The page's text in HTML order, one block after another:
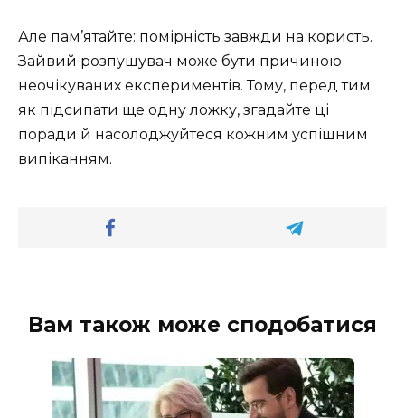
Але пам’ятайте: помірність завжди на користь.
Зайвий розпушувач може бути причиною
неочікуваних експериментів. Тому, перед тим
як підсипати ще одну ложку, згадайте ці
поради й насолоджуйтеся кожним успішним
випіканням.
Вам також може сподобатися